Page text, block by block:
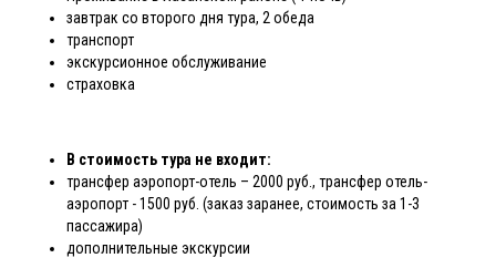
завтрак со второго дня тура, 2 обеда
транспорт
экскурсионное обслуживание
страховка
В стоимость тура не входит:
трансфер аэропорт-отель – 2000 руб., трансфер отель-
аэропорт - 1500 руб. (заказ заранее, стоимость за 1-3
пассажира)
дополнительные экскурсии